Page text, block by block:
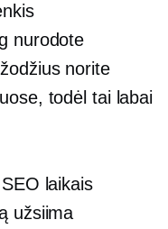
nurodote
norite
todėl tai labai
laikais
užsiima